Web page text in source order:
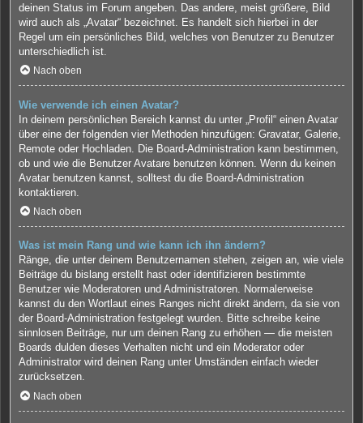
deinen Status im Forum angeben. Das andere, meist größere, Bild
wird auch als „Avatar“ bezeichnet. Es handelt sich hierbei in der
Regel um ein persönliches Bild, welches von Benutzer zu Benutzer
unterschiedlich ist.
Nach oben
Wie verwende ich einen Avatar?
In deinem persönlichen Bereich kannst du unter „Profil“ einen Avatar
über eine der folgenden vier Methoden hinzufügen: Gravatar, Galerie,
Remote oder Hochladen. Die Board-Administration kann bestimmen,
ob und wie die Benutzer Avatare benutzen können. Wenn du keinen
Avatar benutzen kannst, solltest du die Board-Administration
kontaktieren.
Nach oben
Was ist mein Rang und wie kann ich ihn ändern?
Ränge, die unter deinem Benutzernamen stehen, zeigen an, wie viele
Beiträge du bislang erstellt hast oder identifizieren bestimmte
Benutzer wie Moderatoren und Administratoren. Normalerweise
kannst du den Wortlaut eines Ranges nicht direkt ändern, da sie von
der Board-Administration festgelegt wurden. Bitte schreibe keine
sinnlosen Beiträge, nur um deinen Rang zu erhöhen — die meisten
Boards dulden dieses Verhalten nicht und ein Moderator oder
Administrator wird deinen Rang unter Umständen einfach wieder
zurücksetzen.
Nach oben